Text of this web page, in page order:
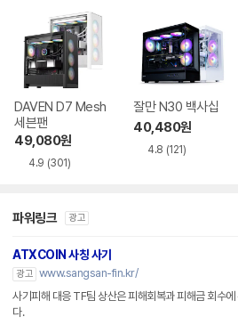
DAVEN D7 Mesh
세븐팬
49,080원
4.9 (301)
잘만 N30 백사십
40,480원
4.8 (121)
파워링크 광고
ATXCOIN 사칭 사기
광고 www.sangsan-fin.kr/
사기피해 대응 TF팀 상산은 피해회복과 피해금 회수에
다.